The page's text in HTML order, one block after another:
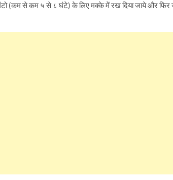
(कम से कम ५ से ८ घंटे) के लिए मक्के में रख दिया जाये और फिर